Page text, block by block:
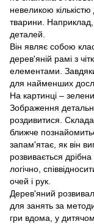
невеликою
тварини.
деталей.
Він являє собою
дерев'яній рамі з
елементами.
для найменших
На картинці –
Зображення
роздивитися.
ближче
запам'ятає, як він
розвивається
логічно,
очей і рук.
Дерев'яний
для занять за
гри вдома, у